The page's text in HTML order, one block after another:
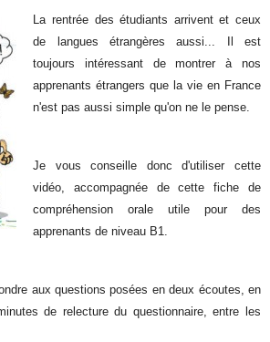
La rentrée des étudiants arrivent et ceux
de langues étrangères aussi... Il est
toujours intéressant de montrer à nos
apprenants étrangers que la vie en France
n'est pas aussi simple qu'on ne le pense.
Je vous conseille donc d'utiliser cette
vidéo, accompagnée de cette fiche de
compréhension orale utile pour des
apprenants de niveau B1.
aux questions posées en deux écoutes, en
de relecture du questionnaire, entre les